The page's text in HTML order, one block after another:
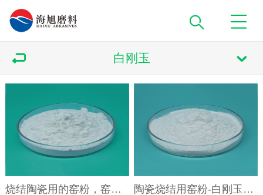
白刚玉
烧结陶瓷用的窑粉，窑炉粉，隔离粉，垫粉，防粘连砂粉用白刚玉微粉 陶瓷烧结用窑粉-白刚玉微粉W63W50 白色金刚砂微粉陶瓷垫砂用电熔氧化铝砂粉